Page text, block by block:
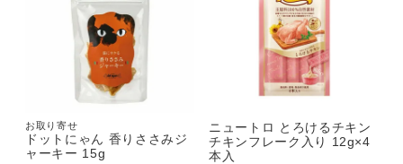
お取り寄せ
ドットにゃん 香りささみジ
ャーキー 15g
ニュートロ とろけるチキン
チキンフレーク入り 12g×4
本入